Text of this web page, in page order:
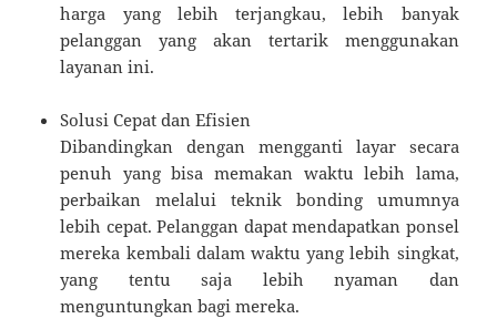
harga yang lebih terjangkau, lebih banyak
pelanggan yang akan tertarik menggunakan
layanan ini.
Solusi Cepat dan Efisien
Dibandingkan dengan mengganti layar secara
penuh yang bisa memakan waktu lebih lama,
perbaikan melalui teknik bonding umumnya
lebih cepat. Pelanggan dapat mendapatkan ponsel
mereka kembali dalam waktu yang lebih singkat,
yang tentu saja lebih nyaman dan
menguntungkan bagi mereka.